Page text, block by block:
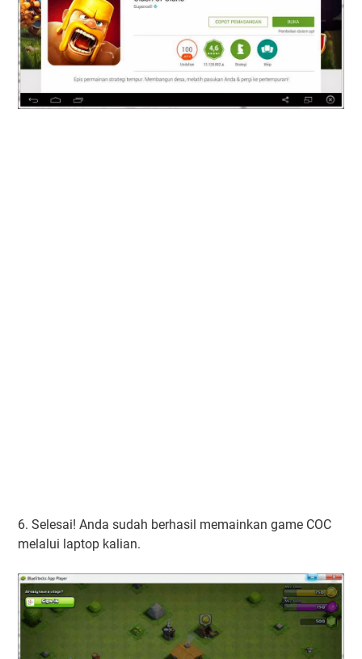
6. Selesai! Anda sudah berhasil memainkan game COC
melalui laptop kalian.